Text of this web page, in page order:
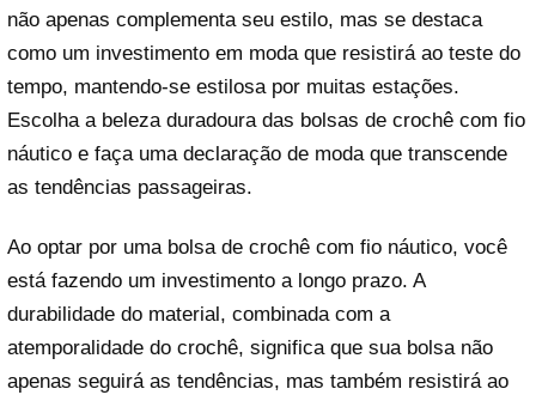
não apenas complementa seu estilo, mas se destaca
como um investimento em moda que resistirá ao teste do
tempo, mantendo-se estilosa por muitas estações.
Escolha a beleza duradoura das bolsas de crochê com fio
náutico e faça uma declaração de moda que transcende
as tendências passageiras.
Ao optar por uma bolsa de crochê com fio náutico, você
está fazendo um investimento a longo prazo. A
durabilidade do material, combinada com a
atemporalidade do crochê, significa que sua bolsa não
apenas seguirá as tendências, mas também resistirá ao